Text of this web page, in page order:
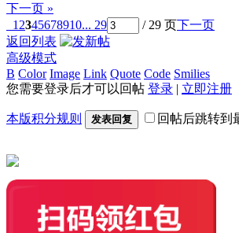
下一页 »
1 2345678910... 29 / 29 页下一页
返回列表
高级模式
B Color Image Link Quote Code Smilies
您需要登录后才可以回帖 登录 | 立即注册
本版积分规则 发表回复 回帖后跳转到